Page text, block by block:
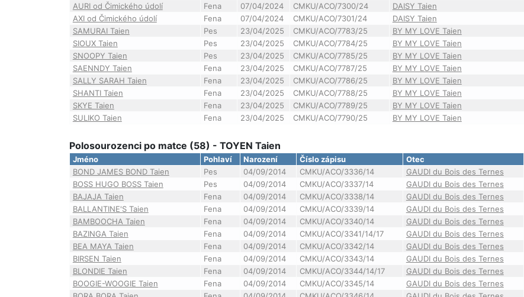
AURI od Čimického údolí
Fena 07/04/2024 CMKU/ACO/7300/24 DAISY Taien
AXI od Čimického údolí
Fena 07/04/2024 CMKU/ACO/7301/24 DAISY Taien
SAMURAI Taien
Pes 23/04/2025 CMKU/ACO/7783/25 BY MY LOVE Taien
SIOUX Taien
Pes 23/04/2025 CMKU/ACO/7784/25 BY MY LOVE Taien
SNOOPY Taien
Pes 23/04/2025 CMKU/ACO/7785/25 BY MY LOVE Taien
SAENNDY Taien
Fena 23/04/2025 CMKU/ACO/7787/25 BY MY LOVE Taien
SALLY SARAH Taien
Fena 23/04/2025 CMKU/ACO/7786/25 BY MY LOVE Taien
SHANTI Taien
Fena 23/04/2025 CMKU/ACO/7788/25 BY MY LOVE Taien
SKYE Taien
Fena 23/04/2025 CMKU/ACO/7789/25 BY MY LOVE Taien
SULIKO Taien
Fena 23/04/2025 CMKU/ACO/7790/25 BY MY LOVE Taien
Polosourozenci po matce (58) - TOYEN Taien
Jméno Pohlaví Narození Číslo zápisu Otec
BOND JAMES BOND Taien
Pes 04/09/2014 CMKU/ACO/3336/14 GAUDI du Bois des Ternes
BOSS HUGO BOSS Taien
Pes 04/09/2014 CMKU/ACO/3337/14 GAUDI du Bois des Ternes
BAJAJA Taien
Fena 04/09/2014 CMKU/ACO/3338/14 GAUDI du Bois des Ternes
BALLANTINE'S Taien
Fena 04/09/2014 CMKU/ACO/3339/14 GAUDI du Bois des Ternes
BAMBOOCHA Taien
Fena 04/09/2014 CMKU/ACO/3340/14 GAUDI du Bois des Ternes
BAZINGA Taien
Fena 04/09/2014 CMKU/ACO/3341/14/17 GAUDI du Bois des Ternes
BEA MAYA Taien
Fena 04/09/2014 CMKU/ACO/3342/14 GAUDI du Bois des Ternes
BIRSEN Taien
Fena 04/09/2014 CMKU/ACO/3343/14 GAUDI du Bois des Ternes
BLONDIE Taien
Fena 04/09/2014 CMKU/ACO/3344/14/17 GAUDI du Bois des Ternes
BOOGIE-WOOGIE Taien
Fena 04/09/2014 CMKU/ACO/3345/14 GAUDI du Bois des Ternes